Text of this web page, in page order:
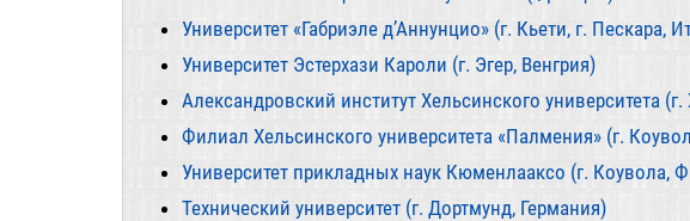
Университет «Габриэле д’Аннунцио» (г. Кьети, г. Пескара,
Университет Эстерхази Кароли (г. Эгер, Венгрия)
Александровский институт Хельсинского университета
Филиал Хельсинского университета «Палмения» (г.
Университет прикладных наук Кюменлааксо (г. Коувола,
Технический университет (г. Дортмунд, Германия)